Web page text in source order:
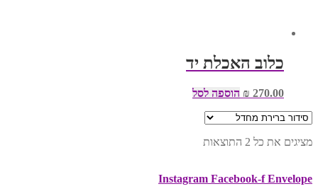
כלוב האכלת יד
₪ 270.00 הוספה לסל
מציגים את כל ⁦2⁩ התוצאות
Instagram Facebook-f Envelope